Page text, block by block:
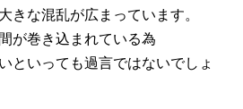
きな混乱が広まっています。
が巻き込まれている為
といっても過言ではないでしょ